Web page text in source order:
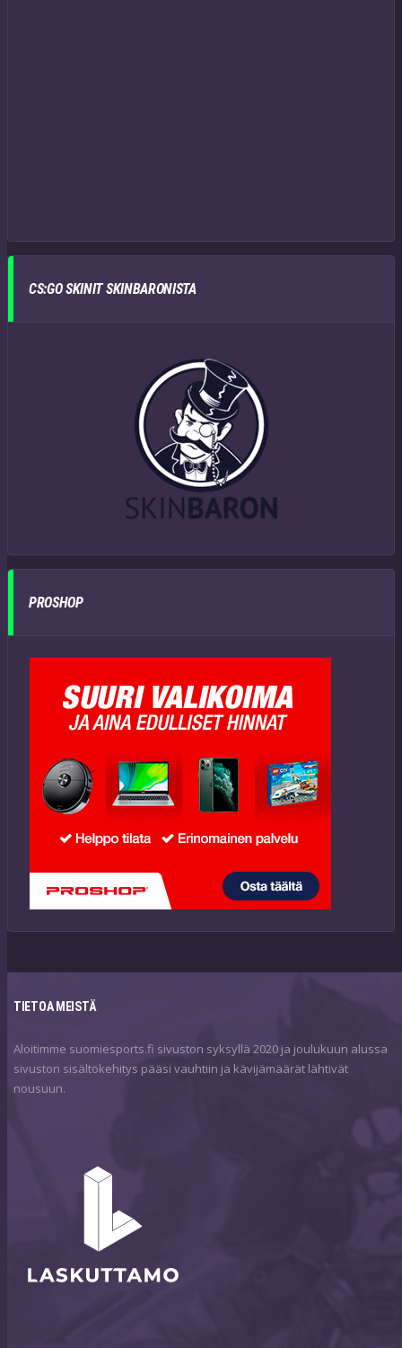
CS:GO SKINIT SKINBARONISTA
PROSHOP
TIETOA MEISTÄ
Aloitimme suomiesports.fi sivuston syksyllä 2020 ja joulukuun alussa
sivuston sisältökehitys pääsi vauhtiin ja kävijämäärät lähtivät
nousuun.